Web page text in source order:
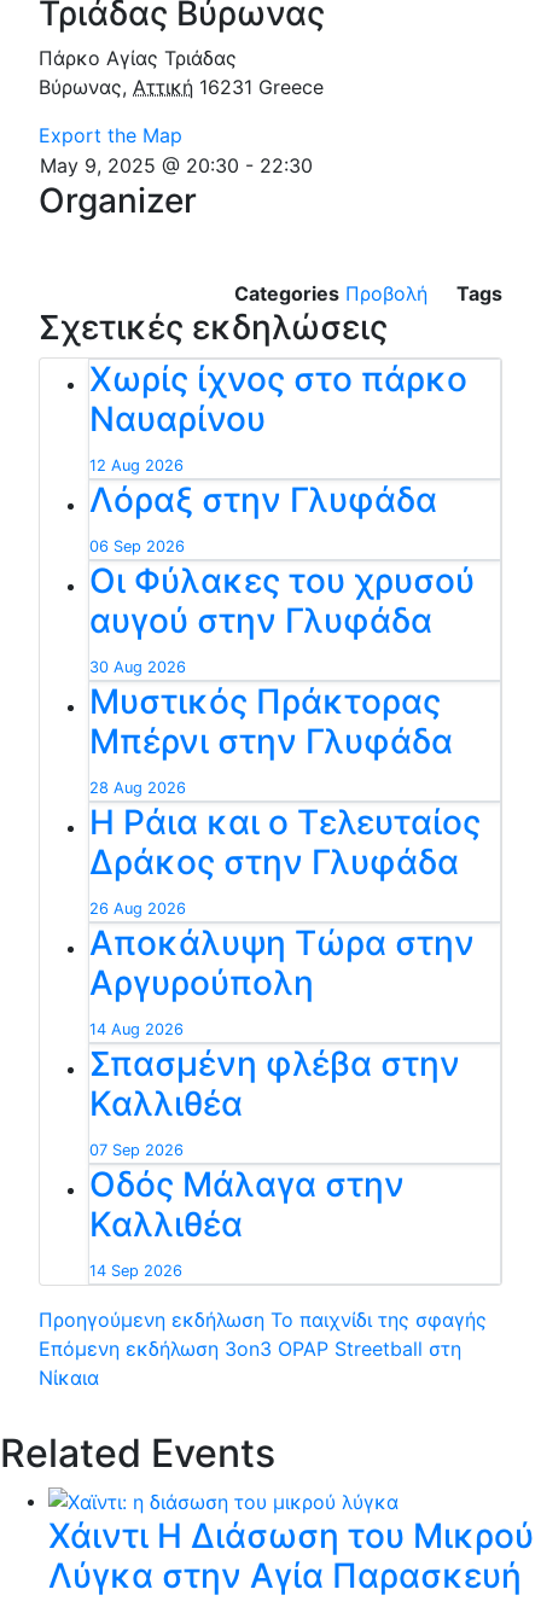
Τριάδας Βύρωνας
Πάρκο Αγίας Τριάδας
Βύρωνας, Αττική 16231 Greece
Export the Map
May 9, 2025 @ 20:30 - 22:30
Organizer
Categories Προβολή Tags
Σχετικές εκδηλώσεις
Χωρίς ίχνος στο πάρκο
Ναυαρίνου
12 Aug 2026
Λόραξ στην Γλυφάδα
06 Sep 2026
Οι Φύλακες του χρυσού
αυγού στην Γλυφάδα
30 Aug 2026
Μυστικός Πράκτορας
Μπέρνι στην Γλυφάδα
28 Aug 2026
Η Ράια και ο Τελευταίος
Δράκος στην Γλυφάδα
26 Aug 2026
Αποκάλυψη Τώρα στην
Αργυρούπολη
14 Aug 2026
Σπασμένη φλέβα στην
Καλλιθέα
07 Sep 2026
Οδός Μάλαγα στην
Καλλιθέα
14 Sep 2026
Προηγούμενη εκδήλωση Το παιχνίδι της σφαγής
Επόμενη εκδήλωση 3on3 OPAP Streetball στη
Νίκαια
Related Events
Χάιντι Η Διάσωση του Μικρού
Λύγκα στην Αγία Παρασκευή